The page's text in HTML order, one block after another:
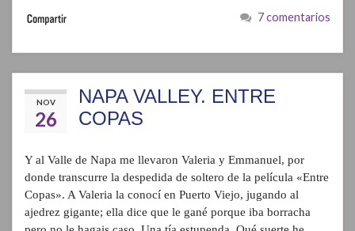
7 comentarios
NOV
26
NAPA VALLEY. ENTRE
COPAS
Y al Valle de Napa me llevaron Valeria y Emmanuel, por
donde transcurre la despedida de soltero de la película «Entre
Copas». A Valeria la conocí en Puerto Viejo, jugando al
ajedrez gigante; ella dice que le gané porque iba borracha